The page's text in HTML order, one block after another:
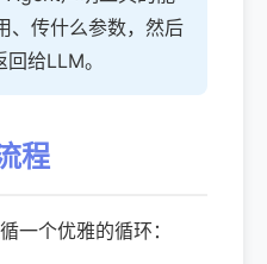
、传什么参数，然后
给LLM。
程
一个优雅的循环：